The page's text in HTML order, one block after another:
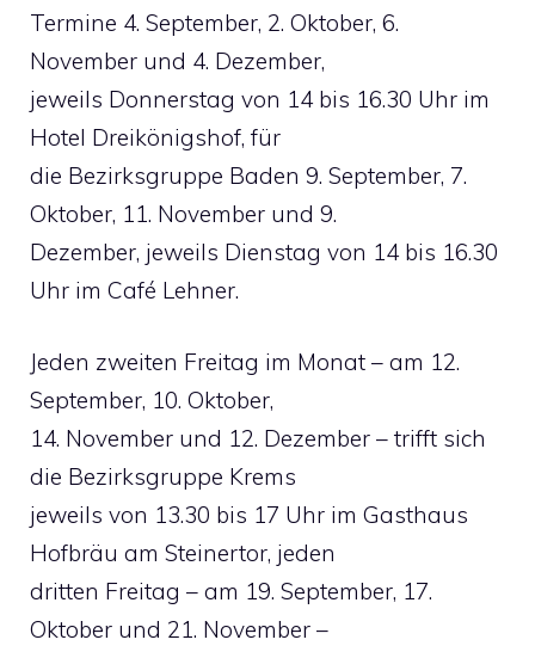
Termine 4. September, 2. Oktober, 6.
November und 4. Dezember,
jeweils Donnerstag von 14 bis 16.30 Uhr im
Hotel Dreikönigshof, für
die Bezirksgruppe Baden 9. September, 7.
Oktober, 11. November und 9.
Dezember, jeweils Dienstag von 14 bis 16.30
Uhr im Café Lehner.
Jeden zweiten Freitag im Monat – am 12.
September, 10. Oktober,
14. November und 12. Dezember – trifft sich
die Bezirksgruppe Krems
jeweils von 13.30 bis 17 Uhr im Gasthaus
Hofbräu am Steinertor, jeden
dritten Freitag – am 19. September, 17.
Oktober und 21. November –